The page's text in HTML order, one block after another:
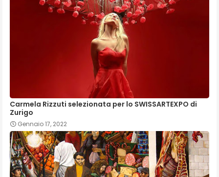
Carmela Rizzuti selezionata per lo SWISSARTEXPO di
Zurigo
Gennaio 17, 2022